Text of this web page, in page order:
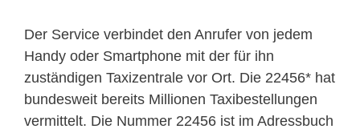
Der Service verbindet den Anrufer von jedem
Handy oder Smartphone mit der für ihn
zuständigen Taxizentrale vor Ort. Die 22456* hat
bundesweit bereits Millionen Taxibestellungen
vermittelt. Die Nummer 22456 ist im Adressbuch